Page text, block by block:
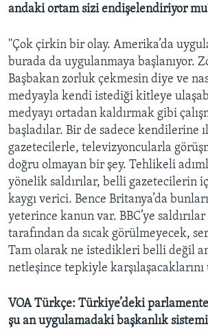
andaki ortam sizi endişelendiriyor
''Çok çirkin bir olay. Amerika’da
burada da uygulanmaya başlanıyor.
Başbakan zorluk çekmesin diye ve
medyayla kendi istediği kitleye
medyayı ortadan kaldırmak gibi
başladılar. Bir de sadece kendilerine
gazetecilerle, televizyoncularla
doğru olmayan bir şey. Tehlikeli
yönelik saldırılar, belli gazetecilerin
kaygı verici. Bence Britanya’da
yeterince kanun var. BBC’ye
tarafından da sıcak görülmeyecek,
Tam olarak ne istedikleri belli değil
netleşince tepkiyle
VOA Türkçe: Türkiye’deki
şu an uygulamadaki başkanlık